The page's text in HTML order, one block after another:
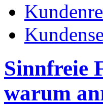
Sinnfreie
warum